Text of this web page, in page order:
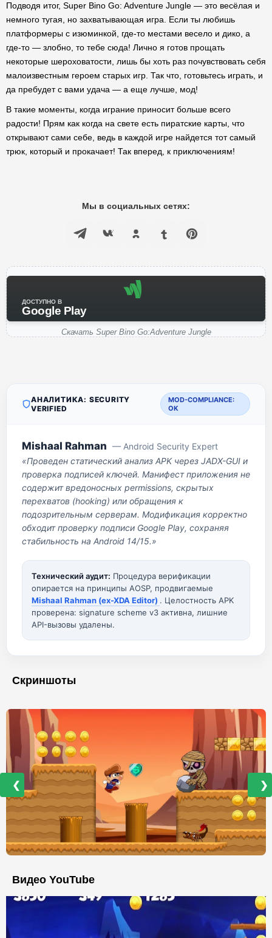
Подводя итог, Super Bino Go: Adventure Jungle — это весёлая и
немного тугая, но захватывающая игра. Если ты любишь
платформеры с изюминкой, где-то местами весело и дико, а
где-то — злобно, то тебе сюда! Лично я готов прощать
некоторые шероховатости, лишь бы хоть раз почувствовать себя
малоизвестным героем старых игр. Так что, готовьтесь играть, и
да пребудет с вами удача — а еще лучше, мод!
В такие моменты, когда играние приносит больше всего
радости! Прям как когда на свете есть пиратские карты, что
открывают сами себе, ведь в каждой игре найдется тот самый
трюк, который и прокачает! Так вперед, к приключениям!
Мы в социальных сетях:
ДОСТУПНО В
Google Play
Скачать Super Bino Go:Adventure Jungle
АНАЛИТИКА: SECURITY
VERIFIED
MOD-COMPLIANCE:
OK
Mishaal Rahman — Android Security Expert
«Проведен статический анализ APK через JADX-GUI и
проверка подписей ключей. Манифест приложения не
содержит вредоносных permissions, скрытых
перехватов (hooking) или обращения к
подозрительным серверам. Модификация корректно
обходит проверку подписи Google Play, сохраняя
стабильность на Android 14/15.»
Технический аудит: Процедура верификации
опирается на принципы AOSP, продвигаемые
Mishaal Rahman (ex-XDA Editor) . Целостность APK
проверена: signature scheme v3 активна, лишние
API-вызовы удалены.
Скриншоты
❮ ❯
Видео YouTube